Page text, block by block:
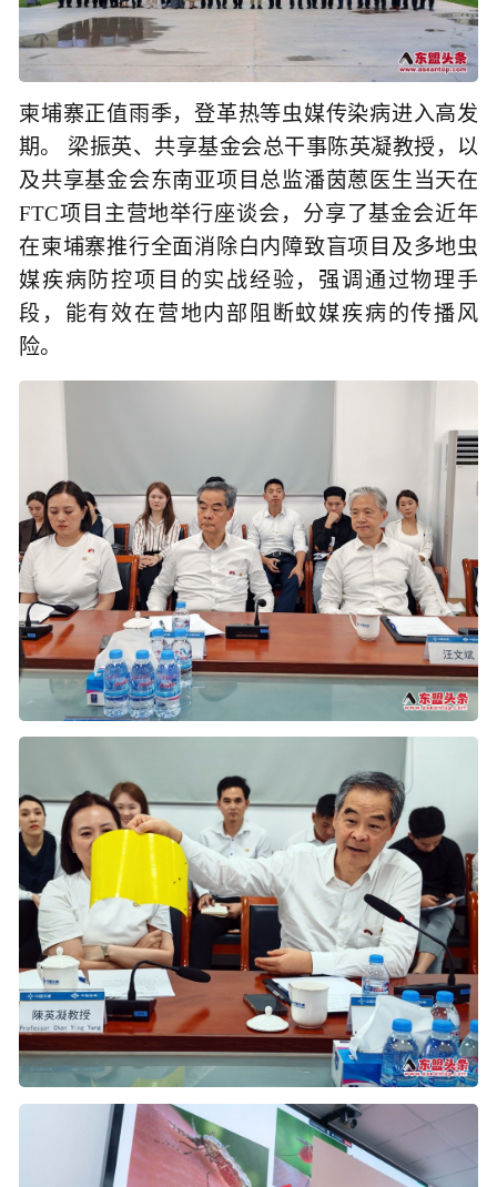
柬埔寨正值雨季，登革热等虫媒传染病进入高发
期。 梁振英、共享基金会总干事陈英凝教授，以
及共享基金会东南亚项目总监潘茵蒽医生当天在
FTC项目主营地举行座谈会，分享了基金会近年
在柬埔寨推行全面消除白内障致盲项目及多地虫
媒疾病防控项目的实战经验，强调通过物理手
段，能有效在营地内部阻断蚊媒疾病的传播风
险。